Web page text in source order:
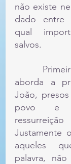
não existe
dado entre
qual
salvos.
aborda a
João,
povo e
Justamente
aqueles
palavra,